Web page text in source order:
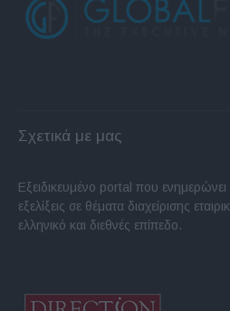
Σχετικά με μας
Εξειδικευμένο portal που ενημερώνει
εξελίξεις σε θέματα διαχείρισης
ελληνικό και διεθνές επίπεδο.